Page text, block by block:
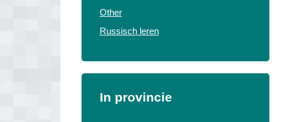
Other
Russisch leren
In provincie